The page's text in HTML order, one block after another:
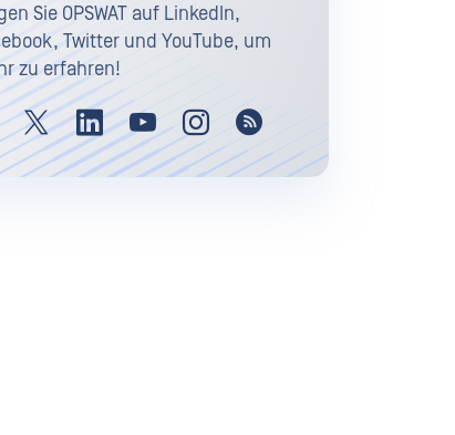
Sie OPSWAT auf LinkedIn,
Twitter und YouTube, um
zu erfahren!